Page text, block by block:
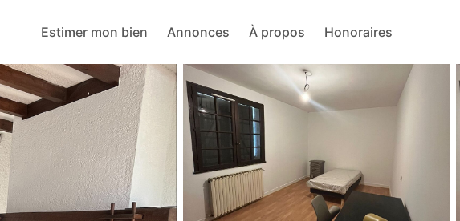
Estimer mon bien Annonces À propos Honoraires